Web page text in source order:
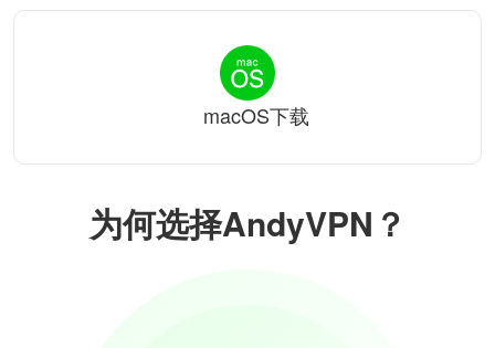
为何选择AndyVPN？
macOS下载